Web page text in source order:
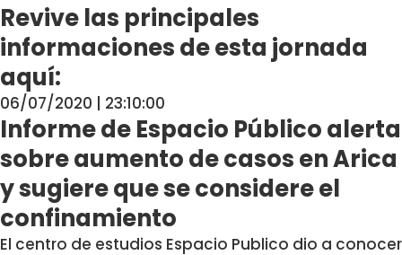
Revive las principales
informaciones de esta jornada
aquí:
06/07/2020 | 23:10:00
Informe de Espacio Público alerta
sobre aumento de casos en Arica
y sugiere que se considere el
confinamiento
El centro de estudios Espacio Publico dio a conocer